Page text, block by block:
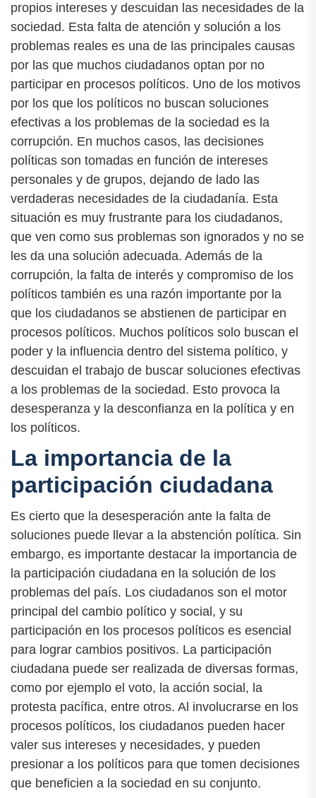
propios intereses y descuidan las necesidades de la
sociedad. Esta falta de atención y solución a los
problemas reales es una de las principales causas
por las que muchos ciudadanos optan por no
participar en procesos políticos. Uno de los motivos
por los que los políticos no buscan soluciones
efectivas a los problemas de la sociedad es la
corrupción. En muchos casos, las decisiones
políticas son tomadas en función de intereses
personales y de grupos, dejando de lado las
verdaderas necesidades de la ciudadanía. Esta
situación es muy frustrante para los ciudadanos,
que ven como sus problemas son ignorados y no se
les da una solución adecuada. Además de la
corrupción, la falta de interés y compromiso de los
políticos también es una razón importante por la
que los ciudadanos se abstienen de participar en
procesos políticos. Muchos políticos solo buscan el
poder y la influencia dentro del sistema político, y
descuidan el trabajo de buscar soluciones efectivas
a los problemas de la sociedad. Esto provoca la
desesperanza y la desconfianza en la política y en
los políticos.
La importancia de la
participación ciudadana
Es cierto que la desesperación ante la falta de
soluciones puede llevar a la abstención política. Sin
embargo, es importante destacar la importancia de
la participación ciudadana en la solución de los
problemas del país. Los ciudadanos son el motor
principal del cambio político y social, y su
participación en los procesos políticos es esencial
para lograr cambios positivos. La participación
ciudadana puede ser realizada de diversas formas,
como por ejemplo el voto, la acción social, la
protesta pacífica, entre otros. Al involucrarse en los
procesos políticos, los ciudadanos pueden hacer
valer sus intereses y necesidades, y pueden
presionar a los políticos para que tomen decisiones
que beneficien a la sociedad en su conjunto.